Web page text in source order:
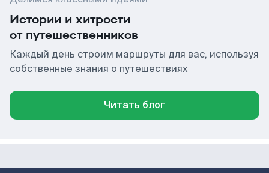
Истории и хитрости
от путешественников
Каждый день строим маршруты для вас, используя
собственные знания о путешествиях
Читать блог